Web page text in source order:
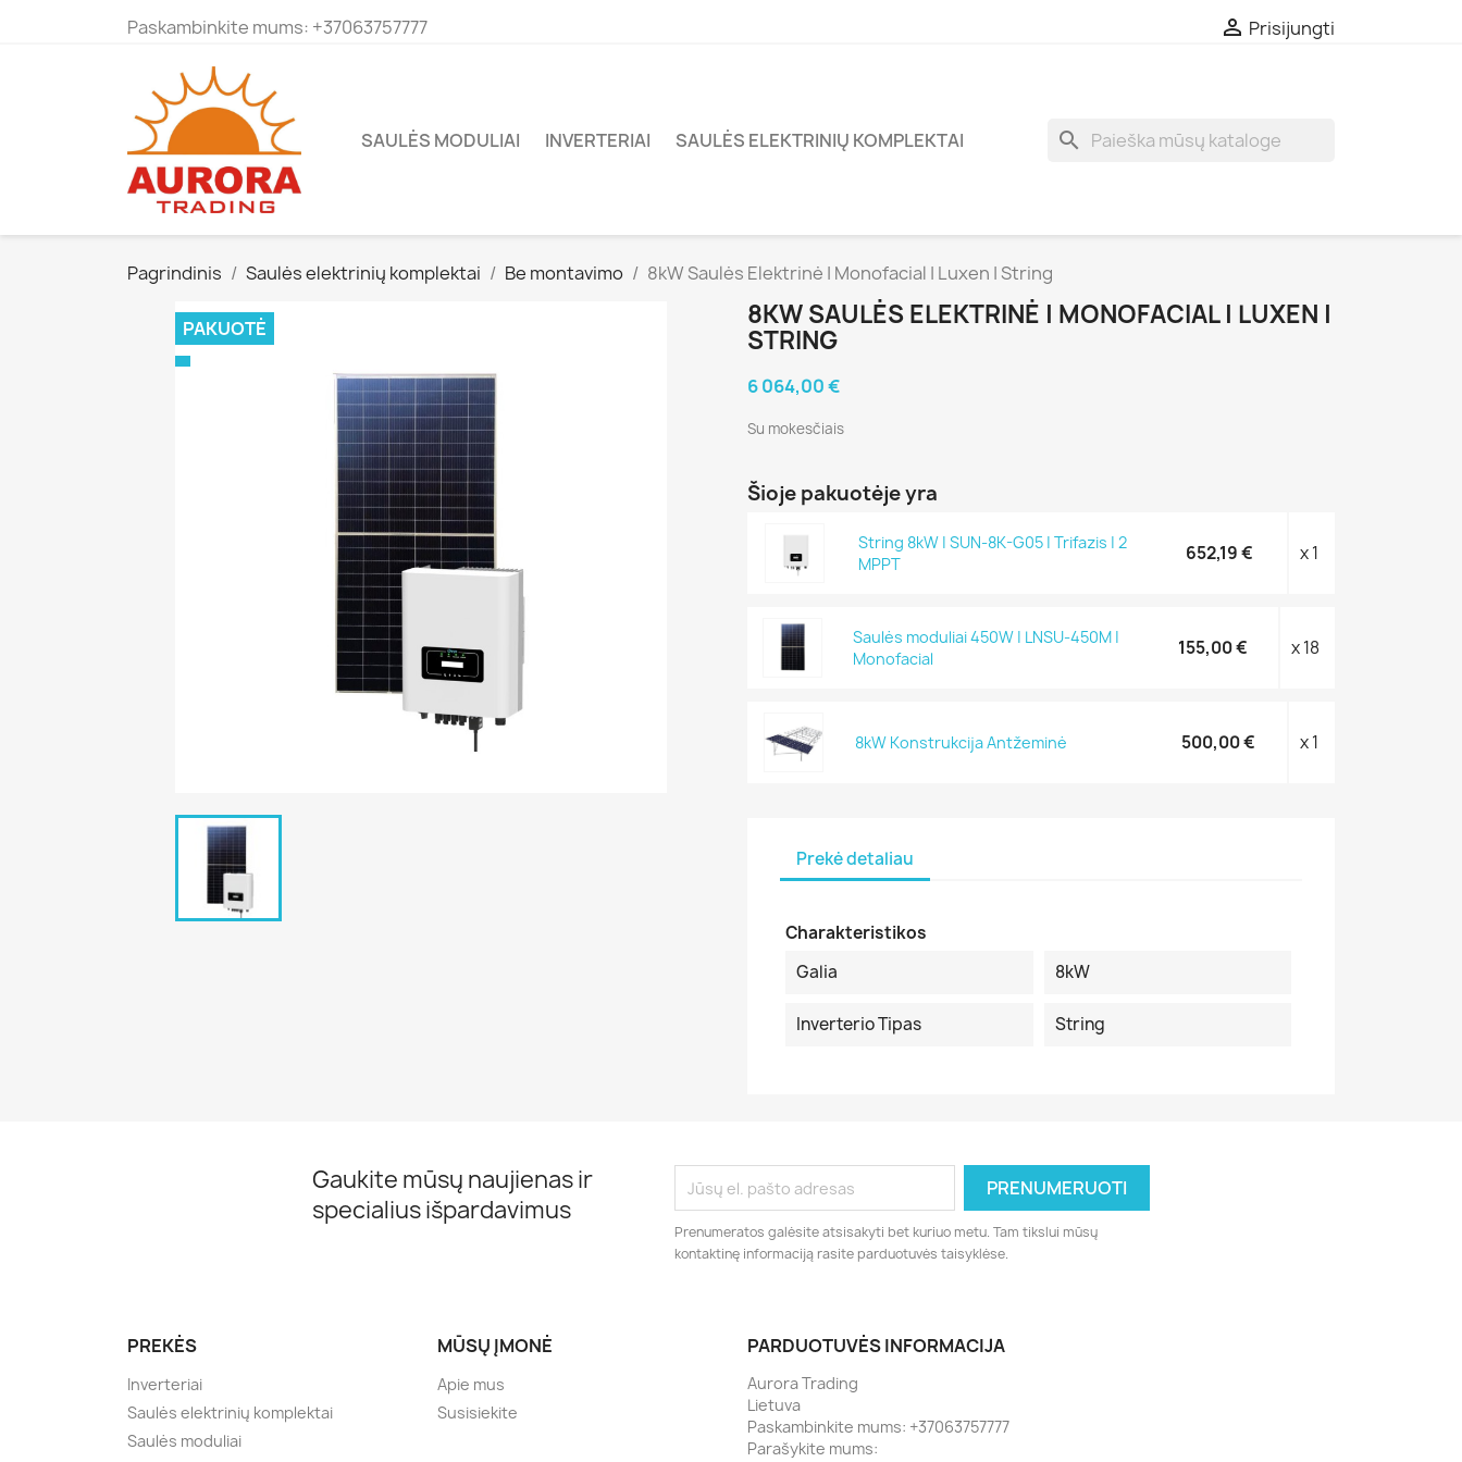
Paskambinkite mums: +37063757777  Prisijungti
SAULĖS MODULIAI INVERTERIAI SAULĖS ELEKTRINIŲ KOMPLEKTAI search
Pagrindinis Saulės elektrinių komplektai Be montavimo 8kW Saulės Elektrinė | Monofacial | Luxen | String
PAKUOTĖ
8KW SAULĖS ELEKTRINĖ | MONOFACIAL | LUXEN |
STRING
6 064,00 €
Su mokesčiais
Šioje pakuotėje yra
String 8kW | SUN-8K-G05 | Trifazis | 2
MPPT
652,19 € x 1
Saulės moduliai 450W | LNSU-450M |
Monofacial
155,00 € x 18
8kW Konstrukcija Antžeminė 500,00 € x 1
Prekė detaliau
Charakteristikos
Galia
8kW
Inverterio Tipas String
Gaukite mūsų naujienas ir
specialius išpardavimus
Prenumeratos galėsite atsisakyti bet kuriuo metu. Tam tikslui mūsų
kontaktinę informaciją rasite parduotuvės taisyklėse.
PREKĖS
Inverteriai
Saulės elektrinių komplektai
Saulės moduliai
MŪSŲ ĮMONĖ
Apie mus
Susisiekite
PARDUOTUVĖS INFORMACIJA
Aurora Trading
Lietuva
Paskambinkite mums: +37063757777
Parašykite mums: